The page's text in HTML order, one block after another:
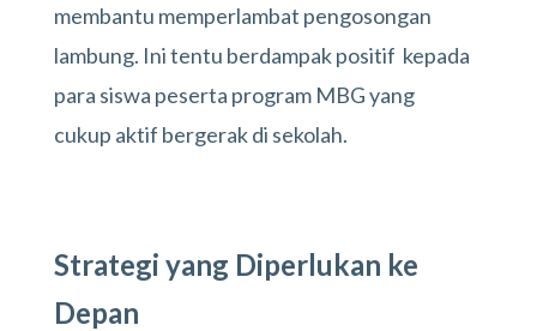
membantu memperlambat pengosongan
lambung. Ini tentu berdampak positif kepada
para siswa peserta program MBG yang
cukup aktif bergerak di sekolah.
Strategi yang Diperlukan ke
Depan